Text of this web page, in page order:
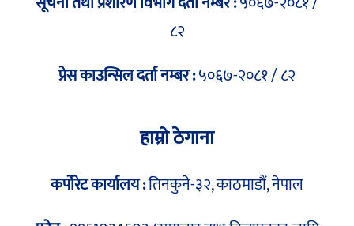
८२
प्रेस काउन्सिल दर्ता नम्बर :५०६७-२०८१ / ८२
हाम्रो ठेगाना
कर्पोरेट कार्यालय :तिनकुने-३२, काठमाडौं, नेपाल